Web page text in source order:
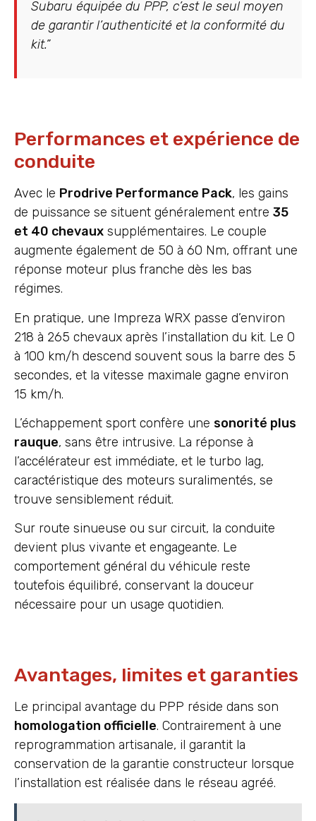
Subaru équipée du PPP, c’est le seul moyen
de garantir l’authenticité et la conformité du
kit.”
Performances et expérience de
conduite
Avec le Prodrive Performance Pack, les gains
de puissance se situent généralement entre 35
et 40 chevaux supplémentaires. Le couple
augmente également de 50 à 60 Nm, offrant une
réponse moteur plus franche dès les bas
régimes.
En pratique, une Impreza WRX passe d’environ
218 à 265 chevaux après l’installation du kit. Le 0
à 100 km/h descend souvent sous la barre des 5
secondes, et la vitesse maximale gagne environ
15 km/h.
L’échappement sport confère une sonorité plus
rauque, sans être intrusive. La réponse à
l’accélérateur est immédiate, et le turbo lag,
caractéristique des moteurs suralimentés, se
trouve sensiblement réduit.
Sur route sinueuse ou sur circuit, la conduite
devient plus vivante et engageante. Le
comportement général du véhicule reste
toutefois équilibré, conservant la douceur
nécessaire pour un usage quotidien.
Avantages, limites et garanties
Le principal avantage du PPP réside dans son
homologation officielle. Contrairement à une
reprogrammation artisanale, il garantit la
conservation de la garantie constructeur lorsque
l’installation est réalisée dans le réseau agréé.